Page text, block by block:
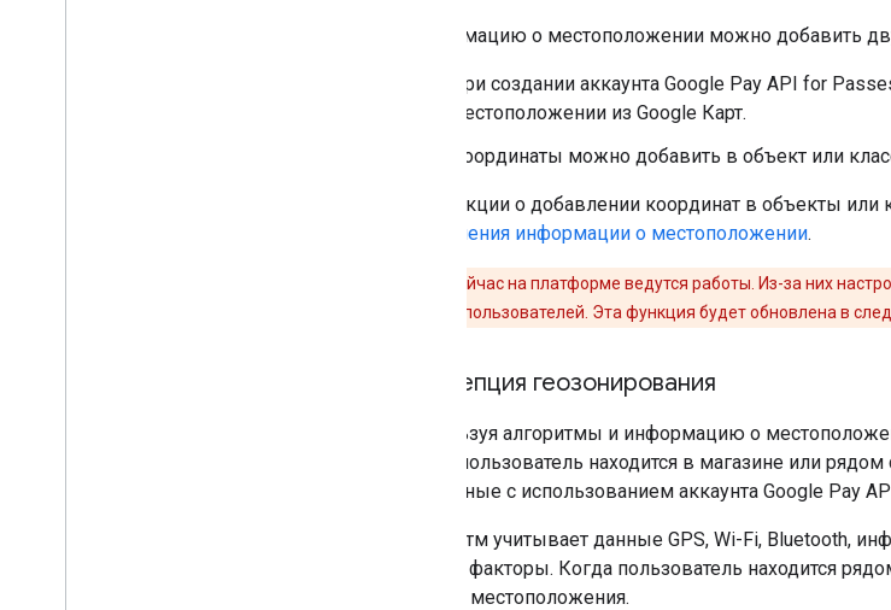
Информацию о местоположении можно добавить
При создании аккаунта Google Pay API for
местоположении из Google Карт.
Координаты можно добавить в объект или
Инструкции о добавлении координат в объекты или
добавления информации о местоположении.
Сейчас на платформе ведутся работы. Из-за них
большинству пользователей. Эта функция будет обновлена в
Концепция геозонирования
Используя алгоритмы и информацию о
когда пользователь находится в магазине или
созданные с использованием аккаунта Google Pay
Алгоритм учитывает данные GPS, Wi-Fi, Bluetooth,
другие факторы. Когда пользователь находится
учетом местоположения.